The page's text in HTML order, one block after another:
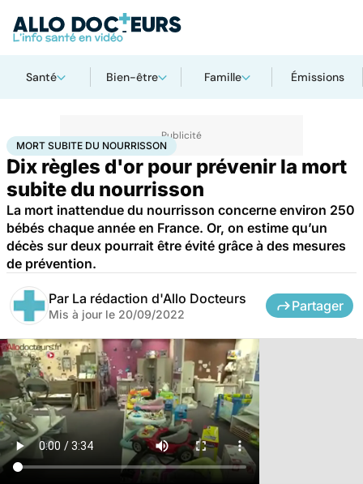
Santé Bien-être Famille Émissions
Accueil SantéMaladiesMort subite du nourrisson
MORT SUBITE DU NOURRISSON
Dix règles d'or pour prévenir la mort
subite du nourrisson
La mort inattendue du nourrisson concerne environ 250
bébés chaque année en France. Or, on estime qu’un
décès sur deux pourrait être évité grâce à des mesures
de prévention.
Par La rédaction d'Allo Docteurs
Mis à jour le 20/09/2022
Partager